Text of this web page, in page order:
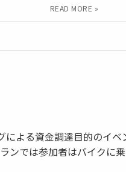
よる資金調達目的のイ
ンでは参加者はバイクに